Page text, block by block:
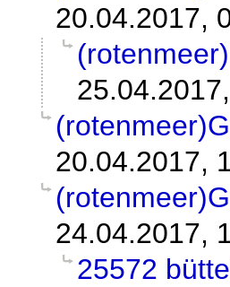
20.04.2017,
20.04.2017,
24.04.2017,
25572